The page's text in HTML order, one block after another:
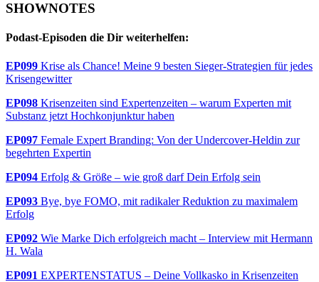
SHOWNOTES
Podast-Episoden die Dir weiterhelfen:
EP099 Krise als Chance! Meine 9 besten Sieger-Strategien für jedes
Krisengewitter
EP098 Krisenzeiten sind Expertenzeiten – warum Experten mit
Substanz jetzt Hochkonjunktur haben
EP097 Female Expert Branding: Von der Undercover-Heldin zur
begehrten Expertin
EP094 Erfolg & Größe – wie groß darf Dein Erfolg sein
EP093 Bye, bye FOMO, mit radikaler Reduktion zu maximalem
Erfolg
EP092 Wie Marke Dich erfolgreich macht – Interview mit Hermann
H. Wala
EP091 EXPERTENSTATUS – Deine Vollkasko in Krisenzeiten